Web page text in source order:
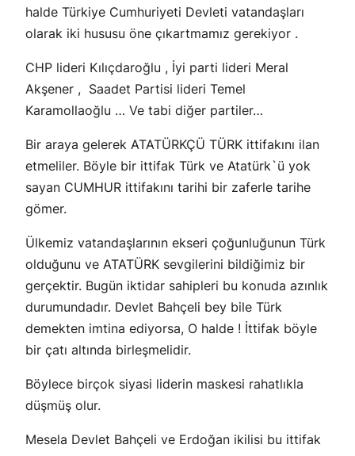
halde Türkiye Cumhuriyeti Devleti vatandaşları
olarak iki hususu öne çıkartmamız gerekiyor .
CHP lideri Kılıçdaroğlu , İyi parti lideri Meral
Akşener , Saadet Partisi lideri Temel
Karamollaoğlu … Ve tabi diğer partiler…
Bir araya gelerek ATATÜRKÇÜ TÜRK ittifakını ilan
etmeliler. Böyle bir ittifak Türk ve Atatürk`ü yok
sayan CUMHUR ittifakını tarihi bir zaferle tarihe
gömer.
Ülkemiz vatandaşlarının ekseri çoğunluğunun Türk
olduğunu ve ATATÜRK sevgilerini bildiğimiz bir
gerçektir. Bugün iktidar sahipleri bu konuda azınlık
durumundadır. Devlet Bahçeli bey bile Türk
demekten imtina ediyorsa, O halde ! İttifak böyle
bir çatı altında birleşmelidir.
Böylece birçok siyasi liderin maskesi rahatlıkla
düşmüş olur.
Mesela Devlet Bahçeli ve Erdoğan ikilisi bu ittifak